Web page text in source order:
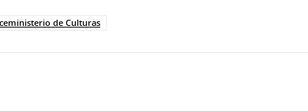
de Culturas